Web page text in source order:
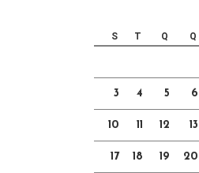
S T Q Q
3 4 5 6
10 11 12 13
17 18 19 20